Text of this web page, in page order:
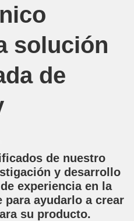
solución
de
de nuestro
y desarrollo
experiencia en la
ayudarlo a crear
su producto.